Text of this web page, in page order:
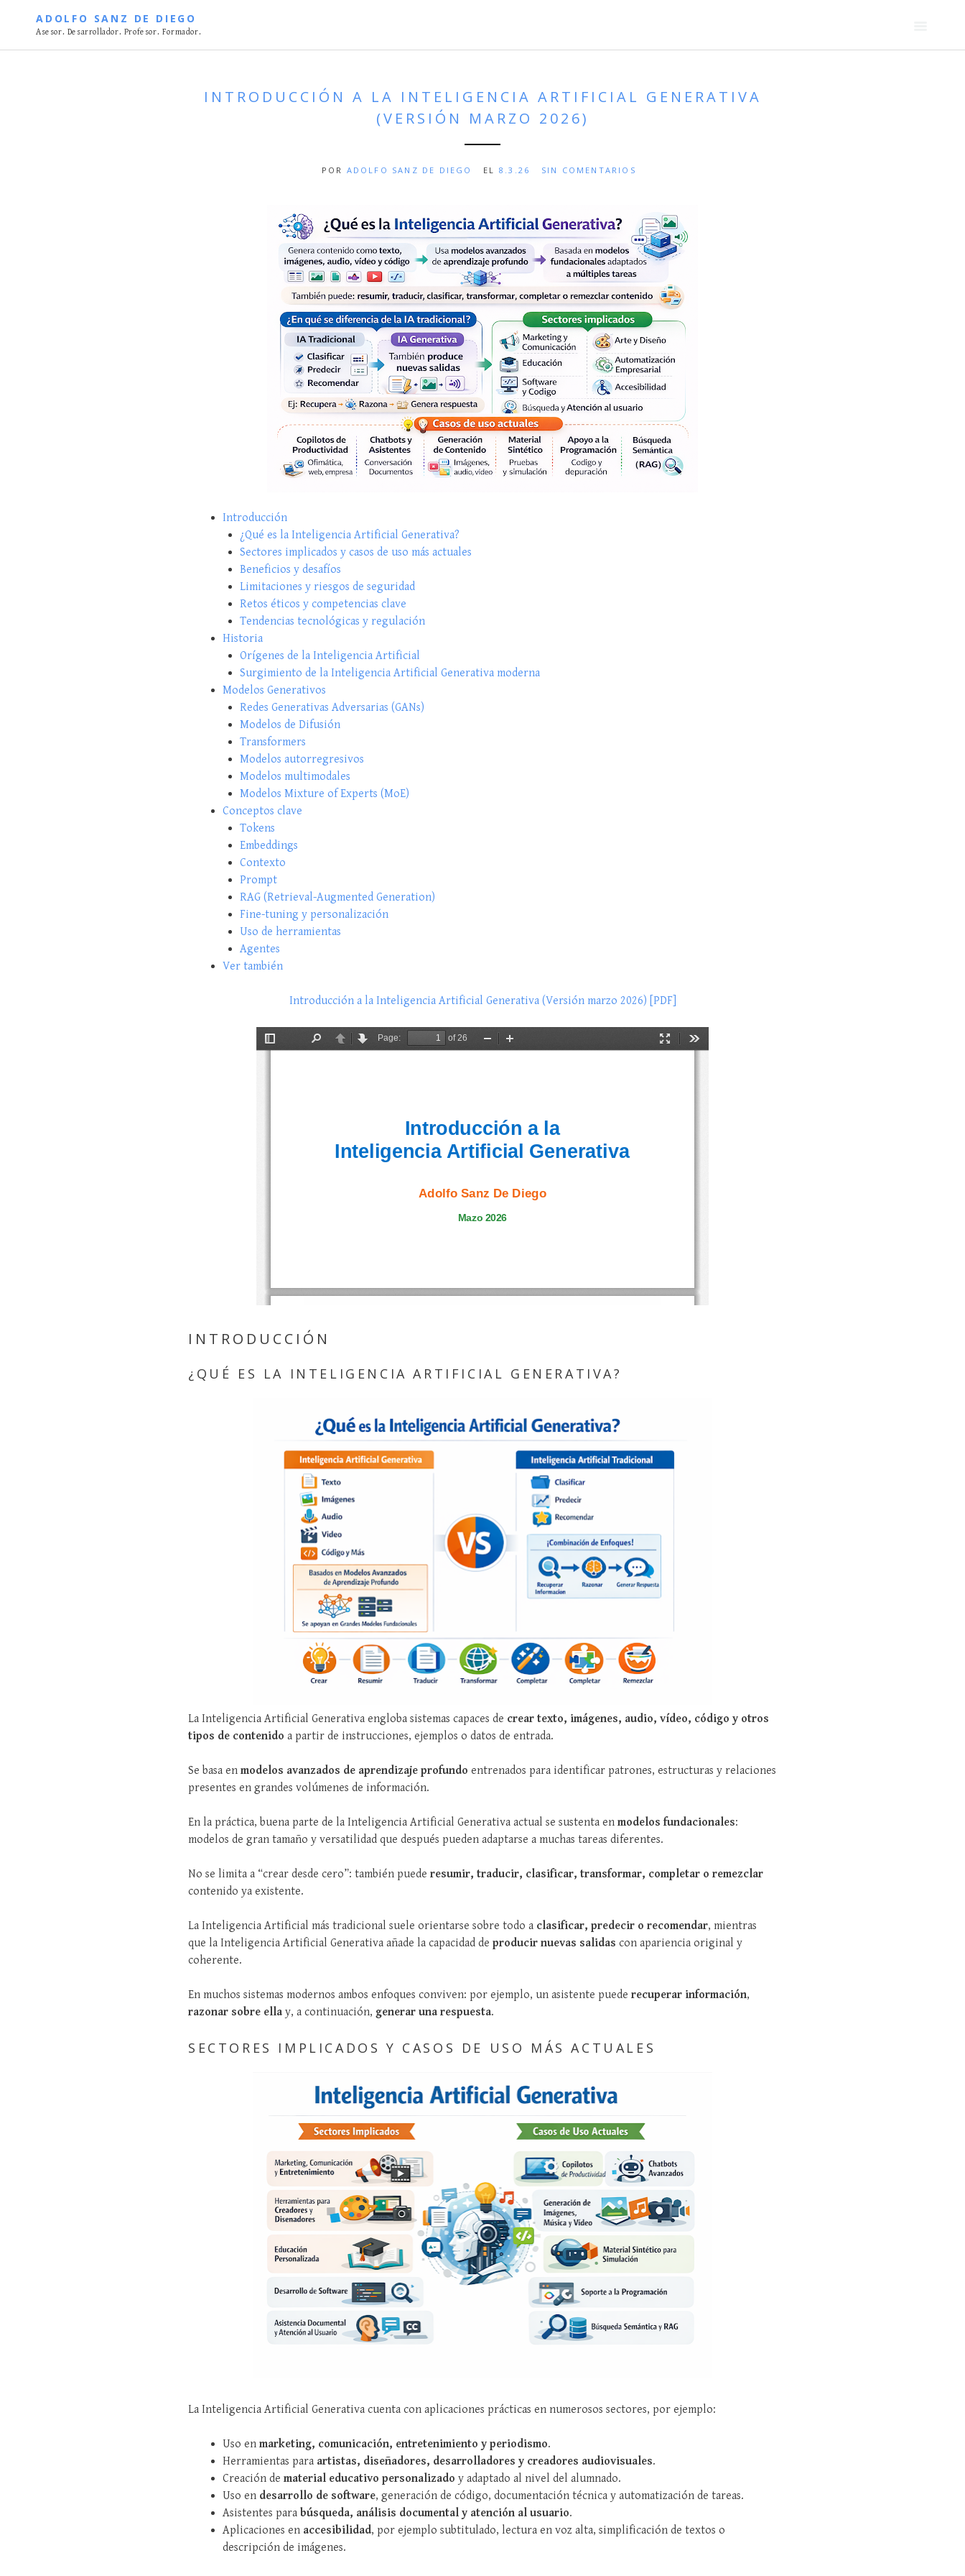
ADOLFO SANZ DE DIEGO
Asesor. Desarrollador. Profesor. Formador.
INTRODUCCIÓN A LA INTELIGENCIA ARTIFICIAL GENERATIVA
(VERSIÓN MARZO 2026)
POR ADOLFO SANZ DE DIEGO EL 8.3.26 SIN COMENTARIOS
Introducción
¿Qué es la Inteligencia Artificial Generativa?
Sectores implicados y casos de uso más actuales
Beneficios y desafíos
Limitaciones y riesgos de seguridad
Retos éticos y competencias clave
Tendencias tecnológicas y regulación
Historia
Orígenes de la Inteligencia Artificial
Surgimiento de la Inteligencia Artificial Generativa moderna
Modelos Generativos
Redes Generativas Adversarias (GANs)
Modelos de Difusión
Transformers
Modelos autorregresivos
Modelos multimodales
Modelos Mixture of Experts (MoE)
Conceptos clave
Tokens
Embeddings
Contexto
Prompt
RAG (Retrieval-Augmented Generation)
Fine-tuning y personalización
Uso de herramientas
Agentes
Ver también
Introducción a la Inteligencia Artificial Generativa (Versión marzo 2026) [PDF]
INTRODUCCIÓN
¿QUÉ ES LA INTELIGENCIA ARTIFICIAL GENERATIVA?
La Inteligencia Artificial Generativa engloba sistemas capaces de crear texto, imágenes, audio, vídeo, código y otros
tipos de contenido a partir de instrucciones, ejemplos o datos de entrada.
Se basa en modelos avanzados de aprendizaje profundo entrenados para identificar patrones, estructuras y relaciones
presentes en grandes volúmenes de información.
En la práctica, buena parte de la Inteligencia Artificial Generativa actual se sustenta en modelos fundacionales:
modelos de gran tamaño y versatilidad que después pueden adaptarse a muchas tareas diferentes.
No se limita a “crear desde cero”: también puede resumir, traducir, clasificar, transformar, completar o remezclar
contenido ya existente.
La Inteligencia Artificial más tradicional suele orientarse sobre todo a clasificar, predecir o recomendar, mientras
que la Inteligencia Artificial Generativa añade la capacidad de producir nuevas salidas con apariencia original y
coherente.
En muchos sistemas modernos ambos enfoques conviven: por ejemplo, un asistente puede recuperar información,
razonar sobre ella y, a continuación, generar una respuesta.
SECTORES IMPLICADOS Y CASOS DE USO MÁS ACTUALES
La Inteligencia Artificial Generativa cuenta con aplicaciones prácticas en numerosos sectores, por ejemplo:
Uso en marketing, comunicación, entretenimiento y periodismo.
Herramientas para artistas, diseñadores, desarrolladores y creadores audiovisuales.
Creación de material educativo personalizado y adaptado al nivel del alumnado.
Uso en desarrollo de software, generación de código, documentación técnica y automatización de tareas.
Asistentes para búsqueda, análisis documental y atención al usuario.
Aplicaciones en accesibilidad, por ejemplo subtitulado, lectura en voz alta, simplificación de textos o
descripción de imágenes.